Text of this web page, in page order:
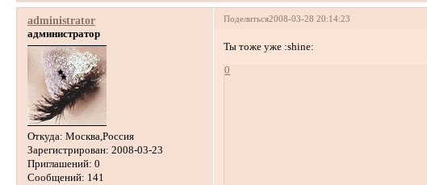
Поделиться2008-03-28 20:14:23
administrator
администратор
Откуда: Москва,Россия
Зарегистрирован: 2008-03-23
Приглашений: 0
Сообщений: 141
Ты тоже уже :shine:
0